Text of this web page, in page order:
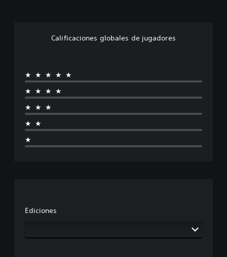
Calificaciones globales de jugadores
★★★★★
★★★★
★★★
★★
★
Ediciones